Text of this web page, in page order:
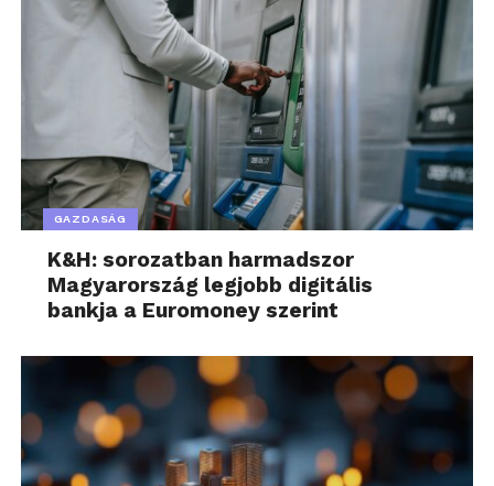
GAZDASÁG
K&H: sorozatban harmadszor
Magyarország legjobb digitális
bankja a Euromoney szerint